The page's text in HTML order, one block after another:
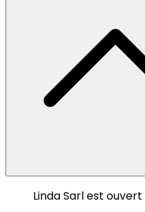
Linda Sarl est ouvert